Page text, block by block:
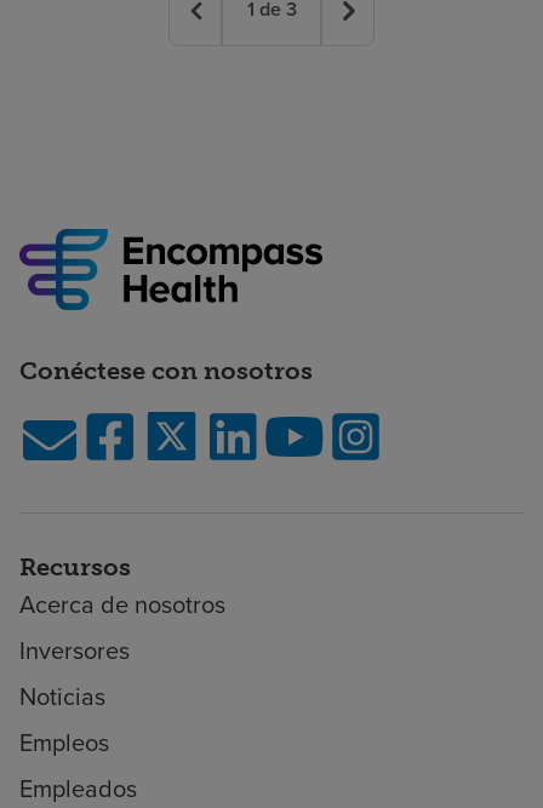
1 de 3
Conéctese con nosotros
Recursos
Acerca de nosotros
Inversores
Noticias
Empleos
Empleados